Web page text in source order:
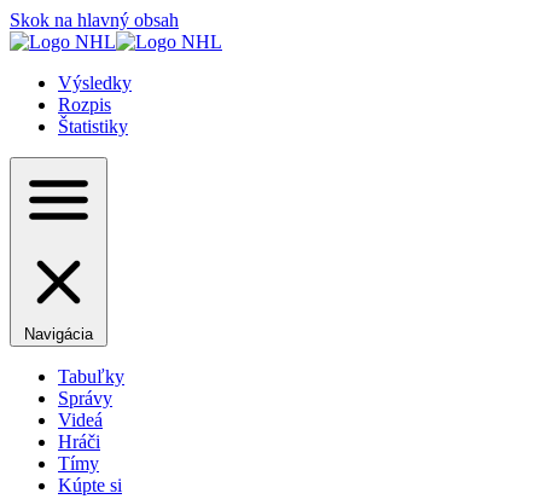
Skok na hlavný obsah
Výsledky
Rozpis
Štatistiky
Navigácia
Tabuľky
Správy
Videá
Hráči
Tímy
Kúpte si